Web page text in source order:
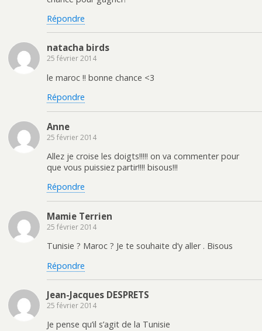
Répondre
natacha birds
25 février 2014
le maroc !! bonne chance <3
Répondre
Anne
25 février 2014
Allez je croise les doigts!!!!! on va commenter pour
que vous puissiez partir!!!! bisous!!!
Répondre
Mamie Terrien
25 février 2014
Tunisie ? Maroc ? Je te souhaite d’y aller . Bisous
Répondre
Jean-Jacques DESPRETS
25 février 2014
Je pense qu’il s’agit de la Tunisie